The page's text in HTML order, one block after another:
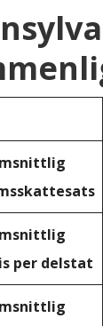
per delstat